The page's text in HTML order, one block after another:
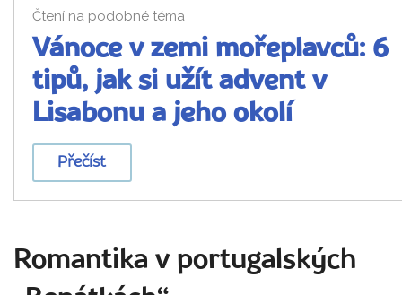
Čtení na podobné téma
Vánoce v zemi mořeplavců: 6
tipů, jak si užít advent v
Lisabonu a jeho okolí
Přečíst
Romantika v portugalských